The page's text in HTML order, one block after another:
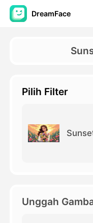
DreamFace
Video AI
Foto AI
Pilih Filter
Unggah